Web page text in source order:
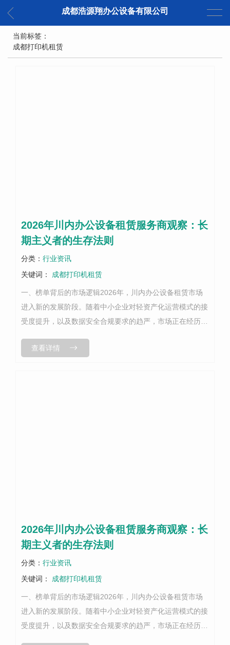
成都浩源翔办公设备有限公司
当前标签：
成都打印机租赁
2026年川内办公设备租赁服务商观察：长
期主义者的生存法则
分类： 行业资讯
关键词：
成都打印机租赁
一、榜单背后的市场逻辑2026年，川内办公设备租赁市场
进入新的发展阶段。随着中小企业对轻资产化运营模式的接
受度提升，以及数据安全合规要求的趋严，市场正在经历
够持续获得客户认可的服务商，...
查看详情
2026年川内办公设备租赁服务商观察：长
期主义者的生存法则
分类： 行业资讯
关键词：
成都打印机租赁
一、榜单背后的市场逻辑2026年，川内办公设备租赁市场
进入新的发展阶段。随着中小企业对轻资产化运营模式的接
受度提升，以及数据安全合规要求的趋严，市场正在经历